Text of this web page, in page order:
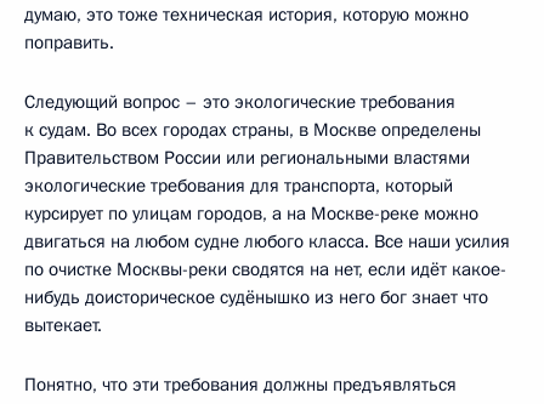
думаю, это тоже техническая история, которую можно
поправить.
Следующий вопрос – это экологические требования
к судам. Во всех городах страны, в Москве определены
Правительством России или региональными властями
экологические требования для транспорта, который
курсирует по улицам городов, а на Москве-реке можно
двигаться на любом судне любого класса. Все наши усилия
по очистке Москвы-реки сводятся на нет, если идёт какое-
нибудь доисторическое судёнышко из него бог знает что
вытекает.
Понятно, что эти требования должны предъявляться